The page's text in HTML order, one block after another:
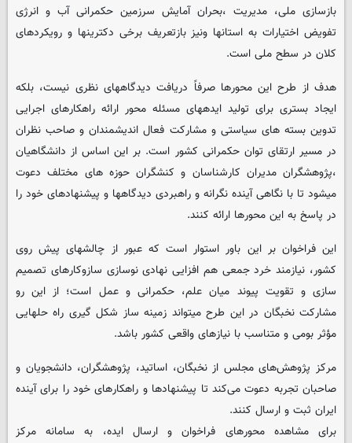
بازسازی ملی، مدیریت ،بحران آمایش سرزمین حکمرانی آب و انرژی
تفویض اختیارات به استانها ونیز بازتعریف برخی دکترینها و رویکردهای
کلان در سطح ملی است.
هدف از طرح این محورها صرفاً دریافت دیدگاههای نظری نیست، بلکه
ایجاد بستری برای تولید ایدههای مسئله محور ارائه راهکارهای اجرایی
تدوین بسته های سیاستی و مشارکت فعال اندیشمندان و صاحب نظران
در مسیر ارتقای توان حکمرانی کشور است. بر این اساس از دانشگاهیان
،پژوهشگران مدیران کارشناسان و کنشگران حوزه های مختلف دعوت
میشود تا با نگاهی آینده نگرانه و راهبردی دیدگاهها و پیشنهادهای خود را
در پاسخ به این محورها ارائه کنند.
این فراخوان بر این باور استوار است که عبور از چالشهای پیش روی
کشور، نیازمند خرد جمعی هم افزایی نهادی نوسازی سازوکارهای تصمیم
سازی و تقویت پیوند میان علم، حکمرانی و عمل است؛ از این رو
مشارکت نخبگان در این طرح میتواند زمینه ساز شکل گیری راه حلهایی
مؤثر بومی و متناسب با نیازهای واقعی کشور باشد.
مرکز پژوهش‌های مجلس از نخبگان، اساتید، پژوهشگران، دانشجویان و
صاحبان تجربه دعوت می‌کند تا پیشنهادها و راهکارهای خود را برای آینده
ایران ثبت و ارسال کنند.
برای مشاهده محورهای فراخوان و ارسال ایده، به سامانه مرکز